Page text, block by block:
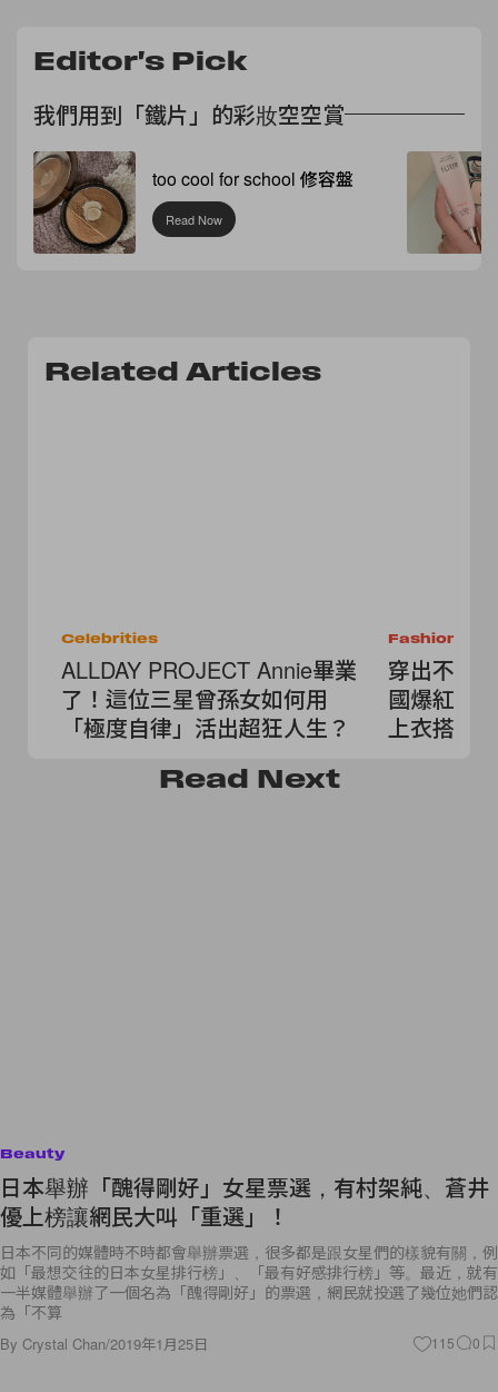
Editor's Pick
我們用到「鐵片」的彩妝空空賞
too cool for school 修容盤
Read Now
Related Articles
Celebrities
ALLDAY PROJECT Annie畢業
了！這位三星曾孫女如何用
「極度自律」活出超狂人生？
Fashion
穿出不撞
國爆紅小
上衣搭也
Read Next
Beauty
日本舉辦「醜得剛好」女星票選，有村架純、蒼井
優上榜讓網民大叫「重選」！
日本不同的媒體時不時都會舉辦票選，很多都是跟女星們的樣貌有關，例
如「最想交往的日本女星排行榜」、「最有好感排行榜」等。最近，就有
一半媒體舉辦了一個名為「醜得剛好」的票選，網民就投選了幾位她們認
為「不算
By Crystal Chan/2019年1月25日 115 0